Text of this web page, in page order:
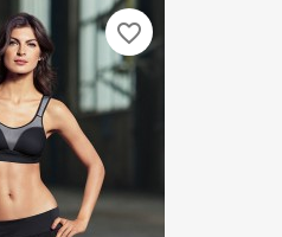
favorite_border